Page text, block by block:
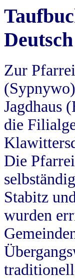
Zur
Jagdhaus
die
Die
Stabitz
wurden